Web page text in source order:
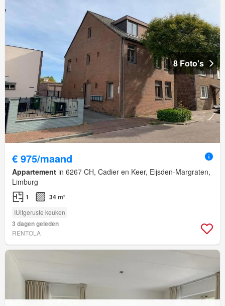
8 Foto's
€ 975/maand
Appartement in 6267 CH, Cadier en Keer, Eijsden-Margraten,
Limburg
1 34 m²
IUitgeruste keuken
3 dagen geleden
RENTOLA